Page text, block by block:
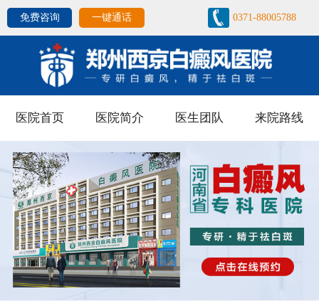
免费咨询 一键通话 0371-88005788
医院首页 医院简介 医生团队 来院路线